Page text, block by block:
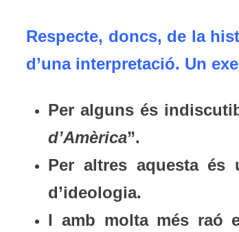
Respecte, doncs, de la
d’una interpretació. Un
Per alguns és
d’Amèrica”.
Per altres aquesta és
d’ideologia.
I amb molta més raó